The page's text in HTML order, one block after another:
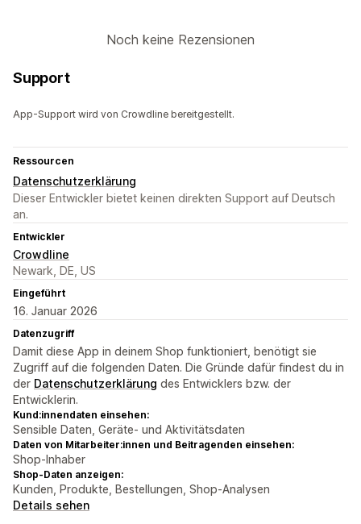
Noch keine Rezensionen
Support
App-Support wird von Crowdline bereitgestellt.
Ressourcen
Datenschutzerklärung
Dieser Entwickler bietet keinen direkten Support auf Deutsch
an.
Entwickler
Crowdline
Newark, DE, US
Eingeführt
16. Januar 2026
Datenzugriff
Damit diese App in deinem Shop funktioniert, benötigt sie
Zugriff auf die folgenden Daten. Die Gründe dafür findest du in
der Datenschutzerklärung des Entwicklers bzw. der
Entwicklerin.
Kund:innendaten einsehen:
Sensible Daten, Geräte- und Aktivitätsdaten
Daten von Mitarbeiter:innen und Beitragenden einsehen:
Shop-Inhaber
Shop-Daten anzeigen:
Kunden, Produkte, Bestellungen, Shop-Analysen
Details sehen